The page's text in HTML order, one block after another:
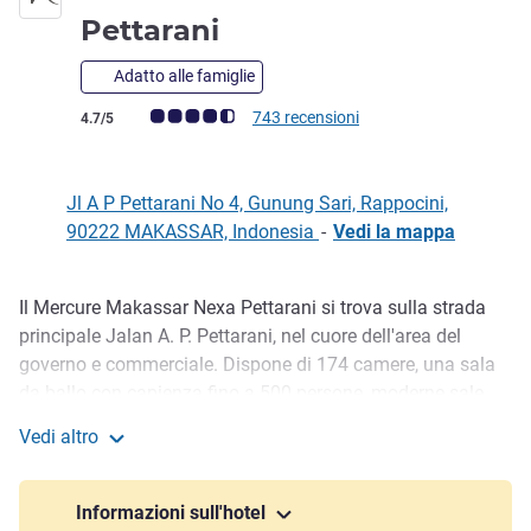
Pettarani
Adatto alle famiglie
Giudizio clienti (Valutazione ALL)
4.7/5 743 recensioni
Jl A P Pettarani No 4, Gunung Sari, Rappocini,
90222 MAKASSAR, Indonesia - Vedi la mappa
Descrizione
Il Mercure Makassar Nexa Pettarani si trova sulla strada
principale Jalan A. P. Pettarani, nel cuore dell'area del
governo e commerciale. Dispone di 174 camere, una sala
ampia piscina all'aperto, palestra, spa e servizio in camera
24 ore su 24.
Located in Jalan Pettarani, at the heart of Makassar and
Vedi altro
Informazioni sull'hotel